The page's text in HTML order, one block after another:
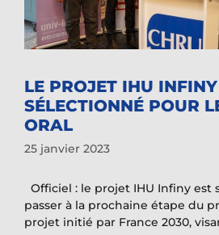
LE PROJET IHU INFINY
SÉLECTIONNÉ POUR
ORAL
25 janvier 2023
Officiel : le projet IHU Infiny est
passer à la prochaine étape du
projet initié par France 2030,